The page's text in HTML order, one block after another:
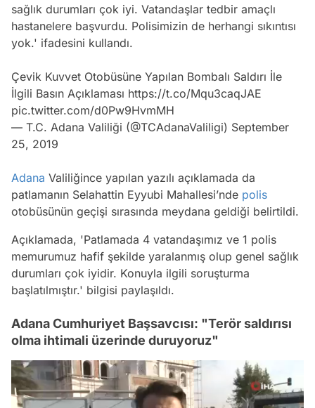
sağlık durumları çok iyi. Vatandaşlar tedbir amaçlı
hastanelere başvurdu. Polisimizin de herhangi sıkıntısı
yok.' ifadesini kullandı.
Çevik Kuvvet Otobüsüne Yapılan Bombalı Saldırı İle
İlgili Basın Açıklaması https://t.co/Mqu3caqJAE
pic.twitter.com/d0Pw9HvmMH
— T.C. Adana Valiliği (@TCAdanaValiligi) September
25, 2019
Adana Valiliğince yapılan yazılı açıklamada da
patlamanın Selahattin Eyyubi Mahallesi’nde polis
otobüsünün geçişi sırasında meydana geldiği belirtildi.
Açıklamada, 'Patlamada 4 vatandaşımız ve 1 polis
memurumuz hafif şekilde yaralanmış olup genel sağlık
durumları çok iyidir. Konuyla ilgili soruşturma
başlatılmıştır.' bilgisi paylaşıldı.
Adana Cumhuriyet Başsavcısı: "Terör saldırısı
olma ihtimali üzerinde duruyoruz"